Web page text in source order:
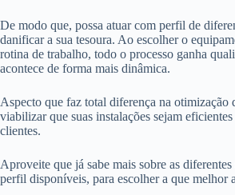
De modo que, possa atuar com perfil de
danificar a sua tesoura. Ao escolher o
rotina de trabalho, todo o processo ganha
acontece de forma mais dinâmica.
Aspecto que faz total diferença na otimização
viabilizar que suas instalações sejam
clientes.
Aproveite que já sabe mais sobre as diferentes
perfil disponíveis, para escolher a que melhor